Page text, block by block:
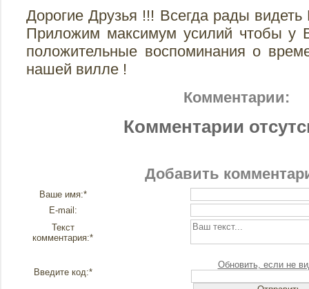
Дорогие Друзья !!! Всегда рады
Приложим максимум усилий чтобы у
положительные воспоминания о
нашей вилле !
Комментарии:
Комментарии
Добавить
Ваше имя:*
E-mail:
Текст
комментария:*
Введите код:*
Обновить, если не